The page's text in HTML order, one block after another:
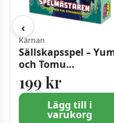
‹
Kärnan
Sällskapsspel –
och Tomu
spelmästaren
199 kr
Lägg till i
varukorg